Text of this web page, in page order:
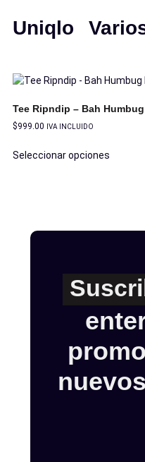
Uniqlo
Tee Ripndip – Bah
$999.00 IVA INCLUIDO
Seleccionar opciones